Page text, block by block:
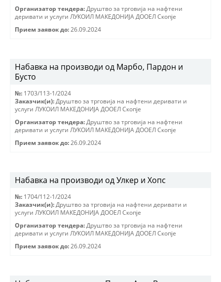
Организатор тендера: Друштво за трговиjа на нафтени
деривати и услуги ЛУКОИЛ МАКЕДОНИJА ДООЕЛ Скопjе
Прием заявок до: 26.09.2024
Набавка на производи од Марбо, Пардон и
Бусто
№: 1703/113-1/2024
Заказчик(и): Друштво за трговиjа на нафтени деривати и
услуги ЛУКОИЛ МАКЕДОНИJА ДООЕЛ Скопjе
Организатор тендера: Друштво за трговиjа на нафтени
деривати и услуги ЛУКОИЛ МАКЕДОНИJА ДООЕЛ Скопjе
Прием заявок до: 26.09.2024
Набавка на производи од Улкер и Хопс
№: 1704/112-1/2024
Заказчик(и): Друштво за трговиjа на нафтени деривати и
услуги ЛУКОИЛ МАКЕДОНИJА ДООЕЛ Скопjе
Организатор тендера: Друштво за трговиjа на нафтени
деривати и услуги ЛУКОИЛ МАКЕДОНИJА ДООЕЛ Скопjе
Прием заявок до: 26.09.2024